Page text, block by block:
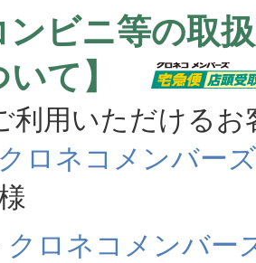
ンビニ等の取
いて】
用いただけるお
クロネコメンバーズ
クロネコメンバー